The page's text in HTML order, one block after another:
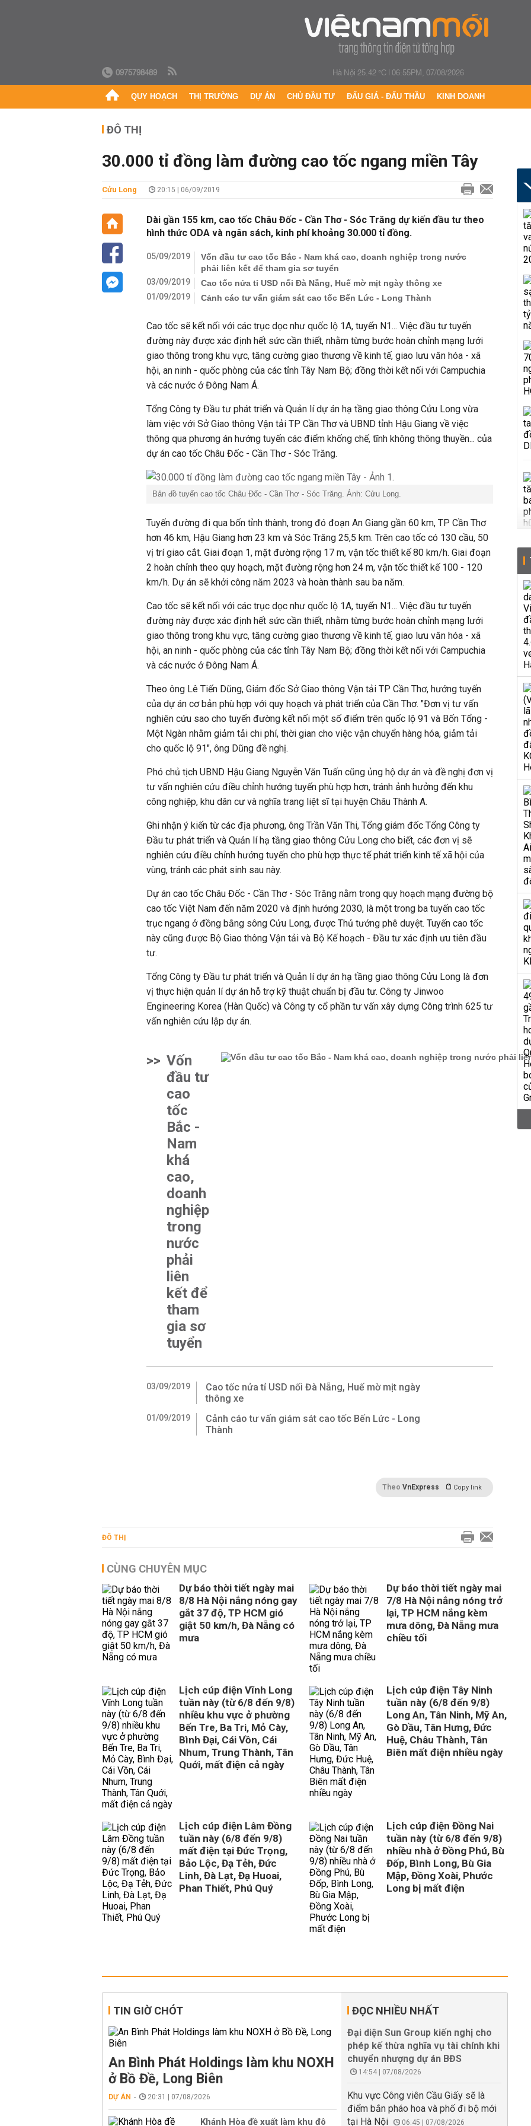
0975798489 Hà Nội 25.42 °C|06:55PM, 07/08/2026
QUY HOẠCH THỊ TRƯỜNG DỰ ÁN CHỦ ĐẦU TƯ ĐẤU GIÁ - ĐẤU THẦU KINH DOANH
ĐÔ THỊ
30.000 tỉ đồng làm đường cao tốc ngang miền Tây
Cửu Long 20:15 | 06/09/2019
Dài gần 155 km, cao tốc Châu Đốc - Cần Thơ - Sóc Trăng dự kiến đầu tư theo
hình thức ODA và ngân sách, kinh phí khoảng 30.000 tỉ đồng.
05/09/2019
Vốn đầu tư cao tốc Bắc - Nam khá cao, doanh nghiệp trong nước
phải liên kết để tham gia sơ tuyển
03/09/2019
Cao tốc nửa tỉ USD nối Đà Nẵng, Huế mờ mịt ngày thông xe
01/09/2019
Cảnh cáo tư vấn giám sát cao tốc Bến Lức - Long Thành
Cao tốc sẽ kết nối với các trục dọc như quốc lộ 1A, tuyến N1... Việc đầu tư tuyến
đường này được xác định hết sức cần thiết, nhằm từng bước hoàn chỉnh mạng lưới
giao thông trong khu vực, tăng cường giao thương về kinh tế, giao lưu văn hóa - xã
hội, an ninh - quốc phòng của các tỉnh Tây Nam Bộ; đồng thời kết nối với Campuchia
và các nước ở Đông Nam Á.
Tổng Công ty Đầu tư phát triển và Quản lí dự án hạ tầng giao thông Cửu Long vừa
làm việc với Sở Giao thông Vận tải TP Cần Thơ và UBND tỉnh Hậu Giang về việc
thông qua phương án hướng tuyến các điểm khống chế, tĩnh không thông thuyền... của
dự án cao tốc Châu Đốc - Cần Thơ - Sóc Trăng.
Bản đồ tuyến cao tốc Châu Đốc - Cần Thơ - Sóc Trăng. Ảnh: Cửu Long.
Tuyến đường đi qua bốn tỉnh thành, trong đó đoạn An Giang gần 60 km, TP Cần Thơ
hơn 46 km, Hậu Giang hơn 23 km và Sóc Trăng 25,5 km. Trên cao tốc có 130 cầu, 50
vị trí giao cắt. Giai đoạn 1, mặt đường rộng 17 m, vận tốc thiết kế 80 km/h. Giai đoạn
2 hoàn chỉnh theo quy hoạch, mặt đường rộng hơn 24 m, vận tốc thiết kế 100 - 120
km/h. Dự án sẽ khởi công năm 2023 và hoàn thành sau ba năm.
Cao tốc sẽ kết nối với các trục dọc như quốc lộ 1A, tuyến N1... Việc đầu tư tuyến
đường này được xác định hết sức cần thiết, nhằm từng bước hoàn chỉnh mạng lưới
giao thông trong khu vực, tăng cường giao thương về kinh tế, giao lưu văn hóa - xã
hội, an ninh - quốc phòng của các tỉnh Tây Nam Bộ; đồng thời kết nối với Campuchia
và các nước ở Đông Nam Á.
Theo ông Lê Tiến Dũng, Giám đốc Sở Giao thông Vận tải TP Cần Thơ, hướng tuyến
của dự án cơ bản phù hợp với quy hoạch và phát triển của Cần Thơ. "Đơn vị tư vấn
nghiên cứu sao cho tuyến đường kết nối một số điểm trên quốc lộ 91 và Bốn Tổng -
Một Ngàn nhằm giảm tải chi phí, thời gian cho việc vận chuyển hàng hóa, giảm tải
cho quốc lộ 91", ông Dũng đề nghị.
Phó chủ tịch UBND Hậu Giang Nguyễn Văn Tuấn cũng ủng hộ dự án và đề nghị đơn vị
tư vấn nghiên cứu điều chỉnh hướng tuyến phù hợp hơn, tránh ảnh hưởng đến khu
công nghiệp, khu dân cư và nghĩa trang liệt sĩ tại huyện Châu Thành A.
Ghi nhận ý kiến từ các địa phương, ông Trần Văn Thi, Tổng giám đốc Tổng Công ty
Đầu tư phát triển và Quản lí hạ tầng giao thông Cửu Long cho biết, các đơn vị sẽ
nghiên cứu điều chỉnh hướng tuyến cho phù hợp thực tế phát triển kinh tế xã hội của
vùng, tránh các phát sinh sau này.
Dự án cao tốc Châu Đốc - Cần Thơ - Sóc Trăng nằm trong quy hoạch mạng đường bộ
cao tốc Việt Nam đến năm 2020 và định hướng 2030, là một trong ba tuyến cao tốc
trục ngang ở đồng bằng sông Cửu Long, được Thủ tướng phê duyệt. Tuyến cao tốc
này cũng được Bộ Giao thông Vận tải và Bộ Kế hoạch - Đầu tư xác định ưu tiên đầu
tư.
Tổng Công ty Đầu tư phát triển và Quản lí dự án hạ tầng giao thông Cửu Long là đơn
vị thực hiện quản lí dự án hỗ trợ kỹ thuật chuẩn bị đầu tư. Công ty Jinwoo
Engineering Korea (Hàn Quốc) và Công ty cổ phần tư vấn xây dựng Công trình 625 tư
vấn nghiên cứu lập dự án.
>> Vốn
đầu tư
cao
tốc
Bắc -
Nam
khá
cao,
doanh
nghiệp
trong
nước
phải
liên
kết để
tham
gia sơ
tuyển
03/09/2019
Cao tốc nửa tỉ USD nối Đà Nẵng, Huế mờ mịt ngày
thông xe
01/09/2019
Cảnh cáo tư vấn giám sát cao tốc Bến Lức - Long
Thành
Theo VnExpress Copy link
ĐÔ THỊ
CÙNG CHUYÊN MỤC
Dự báo thời tiết ngày mai
8/8 Hà Nội nắng nóng gay
gắt 37 độ, TP HCM gió
giật 50 km/h, Đà Nẵng có
mưa
Dự báo thời tiết ngày mai
7/8 Hà Nội nắng nóng trở
lại, TP HCM nắng kèm
mưa dông, Đà Nẵng mưa
chiều tối
Lịch cúp điện Vĩnh Long
tuần này (từ 6/8 đến 9/8)
nhiều khu vực ở phường
Bến Tre, Ba Tri, Mỏ Cày,
Bình Đại, Cái Vồn, Cái
Nhum, Trung Thành, Tân
Quới, mất điện cả ngày
Lịch cúp điện Tây Ninh
tuần này (6/8 đến 9/8)
Long An, Tân Ninh, Mỹ An,
Gò Dầu, Tân Hưng, Đức
Huệ, Châu Thành, Tân
Biên mất điện nhiều ngày
Lịch cúp điện Lâm Đồng
tuần này (6/8 đến 9/8)
mất điện tại Đức Trọng,
Bảo Lộc, Đạ Tẻh, Đức
Linh, Đà Lạt, Đạ Huoai,
Phan Thiết, Phú Quý
Lịch cúp điện Đồng Nai
tuần này (từ 6/8 đến 9/8)
nhiều nhà ở Đồng Phú, Bù
Đốp, Bình Long, Bù Gia
Mập, Đồng Xoài, Phước
Long bị mất điện
TIN GIỜ CHÓT
An Bình Phát Holdings làm khu NOXH
ở Bồ Đề, Long Biên
DỰ ÁN 20:31 | 07/08/2026
Khánh Hòa đề xuất làm khu đô
ĐỌC NHIỀU NHẤT
Đại diện Sun Group kiến nghị cho
phép kế thừa nghĩa vụ tài chính khi
chuyển nhượng dự án BĐS
14:54 | 07/08/2026
Khu vực Công viên Cầu Giấy sẽ là
điểm bắn pháo hoa và phố đi bộ mới
tại Hà Nội
06:45 | 07/08/2026